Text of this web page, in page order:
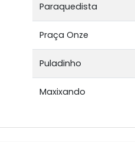
Paraquedista
Praça Onze
Puladinho
Maxixando